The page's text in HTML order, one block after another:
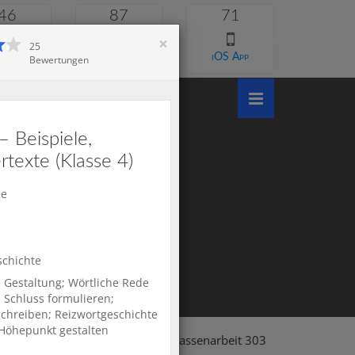
lernen
87 71
iOS App
Klasse 4 Klassenarbeit 303
×
25
Bewertungen
Beispiele,
(Klasse 4)
Wörtliche Rede
Schluss formulieren;
Reizwortgeschichte
gestalten